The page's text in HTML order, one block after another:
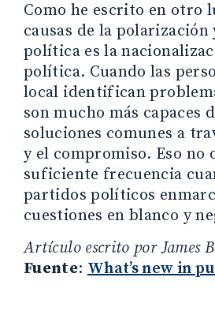
Como he escrito en otro
causas de la
política es la
política. Cuando las
local identifican
son mucho más capaces
soluciones comunes a
y el compromiso. Eso no
suficiente frecuencia
partidos políticos
cuestiones en blanco y
Artículo escrito por James
Fuente:What’s new in